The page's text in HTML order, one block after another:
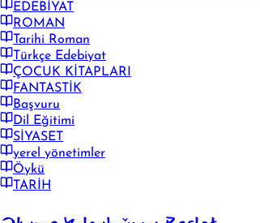
EDEBİYAT
ROMAN
Tarihi Roman
Türkçe Edebiyat
ÇOCUK KİTAPLARI
FANTASTİK
Başvuru
Dil Eğitimi
SİYASET
yerel yönetimler
Öykü
TARİH